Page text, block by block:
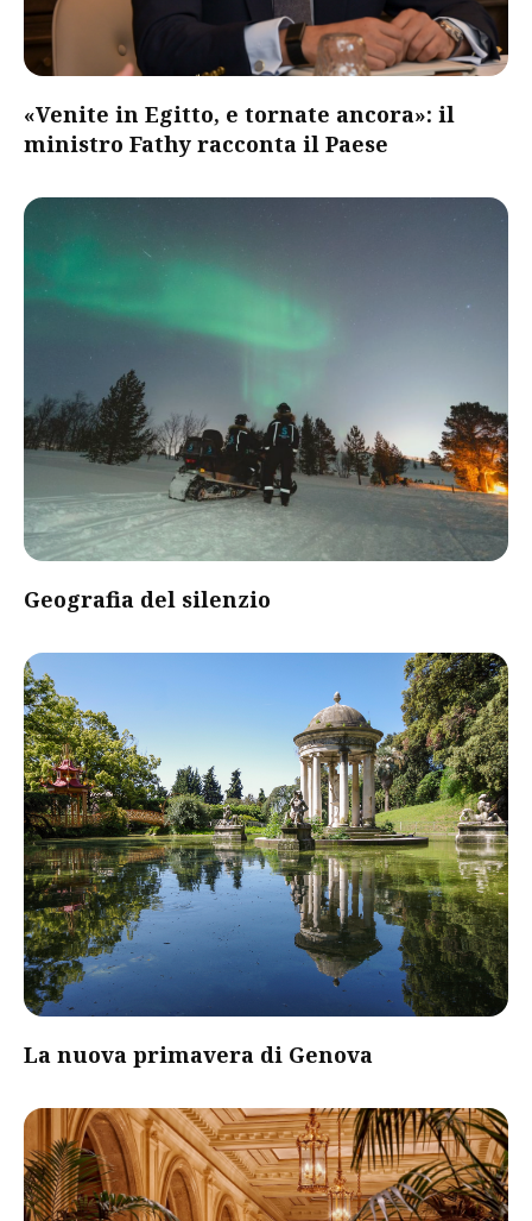
«Venite in Egitto, e tornate ancora»: il
ministro Fathy racconta il Paese
Geografia del silenzio
La nuova primavera di Genova